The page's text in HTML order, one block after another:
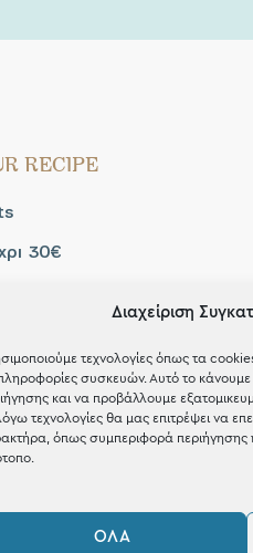
Διαχείριση
τεχνολογίες όπως τα
συσκευών. Αυτό το κάνουμε
και να προβάλλουμε
τεχνολογίες θα μας επιτρέψει να
όπως συμπεριφορά περιήγησης
ΌΛΑ
RECIPE
30€